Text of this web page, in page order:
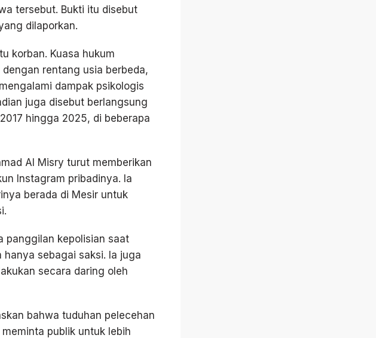
tersebut. Bukti itu disebut
dilaporkan.
korban. Kuasa hukum
rentang usia berbeda,
dampak psikologis
juga disebut berlangsung
hingga 2025, di beberapa
Al Misry turut memberikan
Instagram pribadinya. Ia
berada di Mesir untuk
panggilan kepolisian saat
sebagai saksi. Ia juga
secara daring oleh
bahwa tuduhan pelecehan
publik untuk lebih